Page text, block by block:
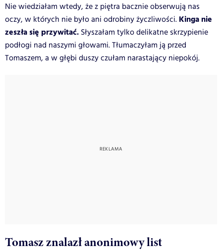
Nie wiedziałam wtedy, że z piętra bacznie obserwują nas
oczy, w których nie było ani odrobiny życzliwości. Kinga nie
zeszła się przywitać. Słyszałam tylko delikatne skrzypienie
podłogi nad naszymi głowami. Tłumaczyłam ją przed
Tomaszem, a w głębi duszy czułam narastający niepokój.
Tomasz znalazł anonimowy list